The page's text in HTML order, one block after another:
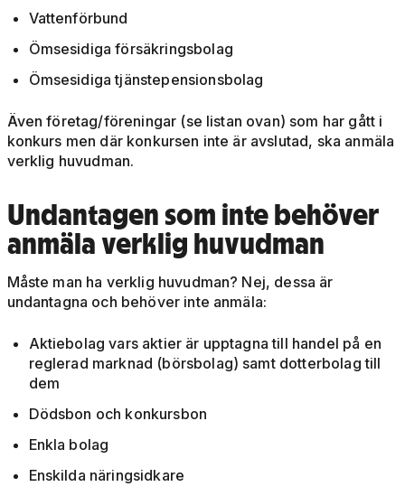
Vattenförbund
​Ömsesidiga försäkringsbolag
Ömsesidiga tjänstepensionsbolag
Även företag/föreningar (se listan ovan) som har gått i
konkurs men där konkursen inte är avslutad, ska anmäla
verklig huvudman.
Undantagen som inte behöver
anmäla verklig huvudman
Måste man ha verklig huvudman? Nej, dessa är
undantagna och behöver inte anmäla:
Aktiebolag vars aktier är upptagna till handel på en
reglerad marknad (börsbolag) samt dotterbolag till
dem
Dödsbon och konkursbon
Enkla bolag
Enskilda näringsidkare